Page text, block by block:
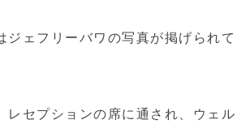
ジェフリーバワの写真が掲げられて
レセプションの席に通され、ウェル